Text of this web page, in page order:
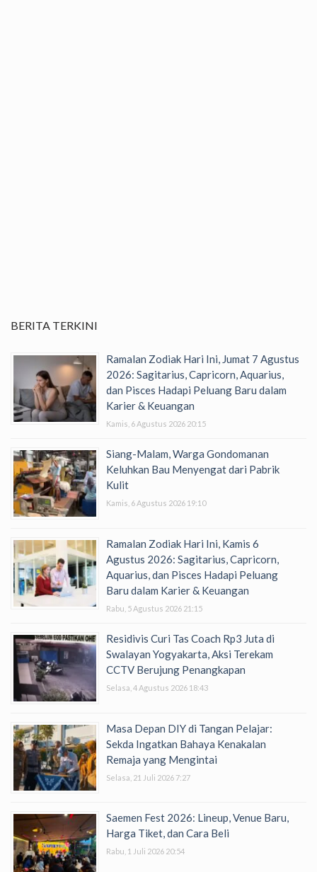
BERITA TERKINI
Ramalan Zodiak Hari Ini, Jumat 7 Agustus
2026: Sagitarius, Capricorn, Aquarius,
dan Pisces Hadapi Peluang Baru dalam
Karier & Keuangan
Kamis, 6 Agustus 2026 20:15
Siang-Malam, Warga Gondomanan
Keluhkan Bau Menyengat dari Pabrik
Kulit
Kamis, 6 Agustus 2026 19:10
Ramalan Zodiak Hari Ini, Kamis 6
Agustus 2026: Sagitarius, Capricorn,
Aquarius, dan Pisces Hadapi Peluang
Baru dalam Karier & Keuangan
Rabu, 5 Agustus 2026 21:15
Residivis Curi Tas Coach Rp3 Juta di
Swalayan Yogyakarta, Aksi Terekam
CCTV Berujung Penangkapan
Selasa, 4 Agustus 2026 18:43
Masa Depan DIY di Tangan Pelajar:
Sekda Ingatkan Bahaya Kenakalan
Remaja yang Mengintai
Selasa, 21 Juli 2026 7:27
Saemen Fest 2026: Lineup, Venue Baru,
Harga Tiket, dan Cara Beli
Rabu, 1 Juli 2026 20:54